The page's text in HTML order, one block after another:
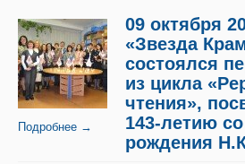
Подробнее →
09 октября
«Звезда
состоялся
из цикла
чтения»,
143-летию
рождения